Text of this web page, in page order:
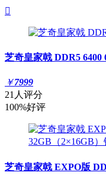

芝奇皇家戟 DDR5 6400
￥7999
21人评分
100%好评
芝奇皇家戟 EXPO版